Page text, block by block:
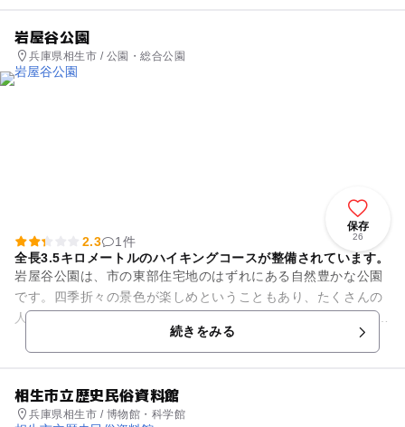
岩屋谷公園
兵庫県相生市 / 公園・総合公園
保存
26
2.3
1件
全長3.5キロメートルのハイキングコースが整備されています。
岩屋谷公園は、市の東部住宅地のはずれにある自然豊かな公園
です。四季折々の景色が楽しめということもあり、たくさんの
人が訪れます。全長3.5キロメートルのハイキングコースを整備
しており、お散歩に最適...続きをみる
相生市立歴史民俗資料館
兵庫県相生市 / 博物館・科学館